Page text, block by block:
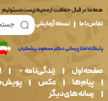
قبال حفاظت از محیط زیست مسئولیم
نسخه آزمایشی
زندگی نامه اخبار
ها
عکس پویش ها
های دیگر